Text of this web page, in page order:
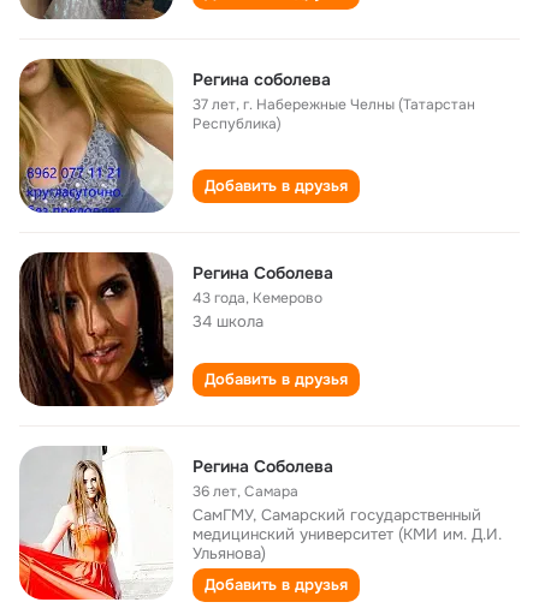
Регина соболева
37 лет,г. Набережные Челны (Татарстан
Республика)
Добавить в друзья
Регина Соболева
43 года, Кемерово
34 школа
Добавить в друзья
Регина Соболева
36 лет,Самара
СамГМУ, Самарский государственный
медицинский университет (КМИ им. Д.И.
Ульянова)
Добавить в друзья